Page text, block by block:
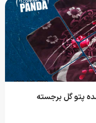
پتو گل برجسته